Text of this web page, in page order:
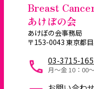
Breast
あけぼの会
あけぼの会事務局
〒153-0043 東京都
03-3715-
月～金 10：00